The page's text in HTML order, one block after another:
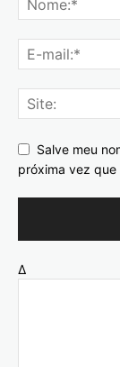
Salve meu
próxima vez que
Δ